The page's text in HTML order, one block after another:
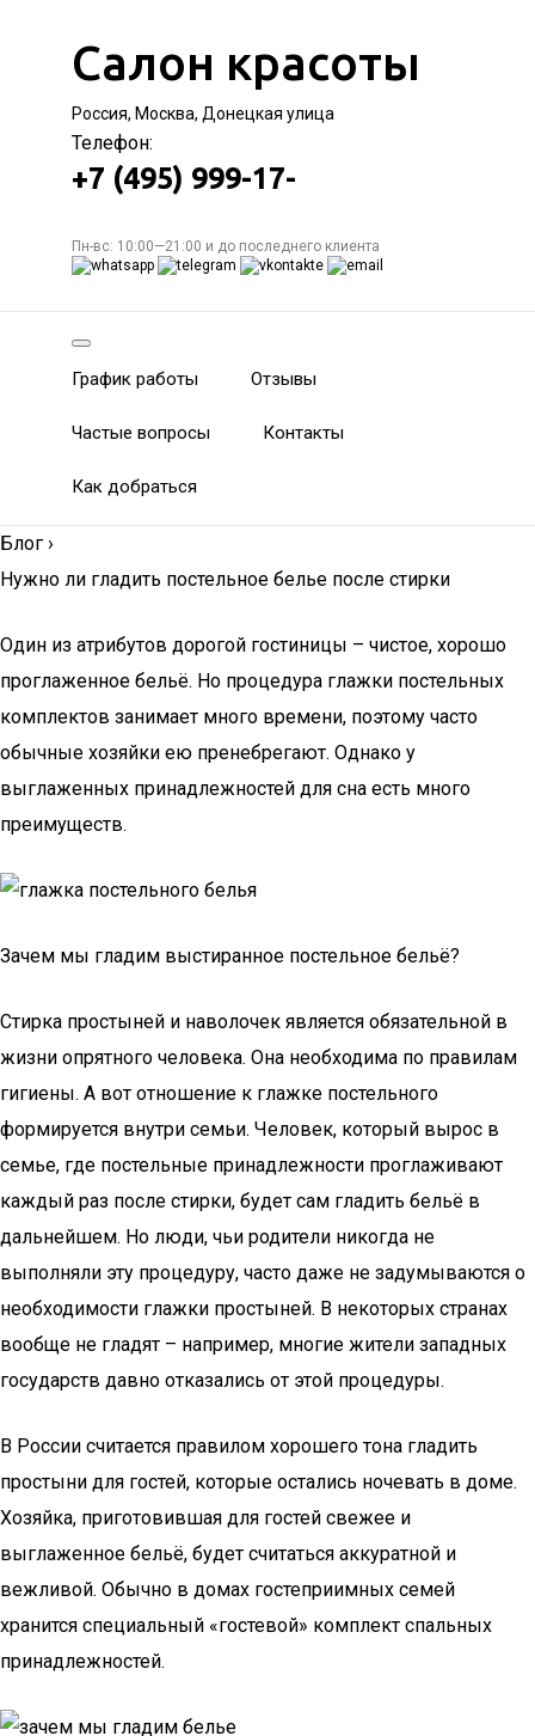
Салон красоты
Россия, Москва, Донецкая улица
Телефон:
+7 (495) 999-17-
Пн-вс: 10:00—21:00 и до последнего клиента
График работы Отзывы
Частые вопросы Контакты
Как добраться
Блог ›
Нужно ли гладить постельное белье после стирки
Один из атрибутов дорогой гостиницы – чистое, хорошо
проглаженное бельё. Но процедура глажки постельных
комплектов занимает много времени, поэтому часто
обычные хозяйки ею пренебрегают. Однако у
выглаженных принадлежностей для сна есть много
преимуществ.
Зачем мы гладим выстиранное постельное бельё?
Стирка простыней и наволочек является обязательной в
жизни опрятного человека. Она необходима по правилам
гигиены. А вот отношение к глажке постельного
формируется внутри семьи. Человек, который вырос в
семье, где постельные принадлежности проглаживают
каждый раз после стирки, будет сам гладить бельё в
дальнейшем. Но люди, чьи родители никогда не
выполняли эту процедуру, часто даже не задумываются о
необходимости глажки простыней. В некоторых странах
вообще не гладят – например, многие жители западных
государств давно отказались от этой процедуры.
В России считается правилом хорошего тона гладить
простыни для гостей, которые остались ночевать в доме.
Хозяйка, приготовившая для гостей свежее и
выглаженное бельё, будет считаться аккуратной и
вежливой. Обычно в домах гостеприимных семей
хранится специальный «гостевой» комплект спальных
принадлежностей.